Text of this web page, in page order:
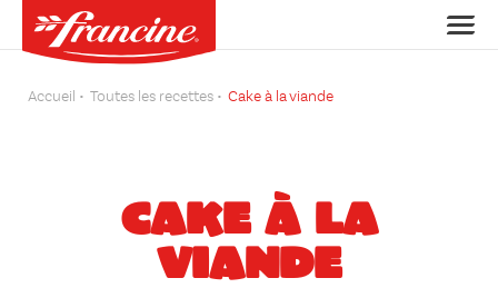
Accueil Toutes les recettes Cake à la viande
CAKE À LA
VIANDE